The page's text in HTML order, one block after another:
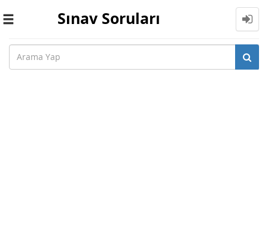
Toggle
Sınav Soruları